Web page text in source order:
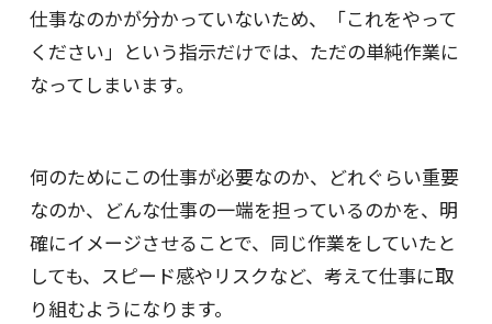
仕事なのかが分かっていないため、「これをやって
ください」という指示だけでは、ただの単純作業に
なってしまいます。
何のためにこの仕事が必要なのか、どれぐらい重要
なのか、どんな仕事の一端を担っているのかを、明
確にイメージさせることで、同じ作業をしていたと
しても、スピード感やリスクなど、考えて仕事に取
り組むようになります。